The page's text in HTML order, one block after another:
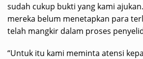
sudah cukup bukti yang kami
mereka belum menetapkan para
telah mangkir dalam proses
“Untuk itu kami meminta atensi